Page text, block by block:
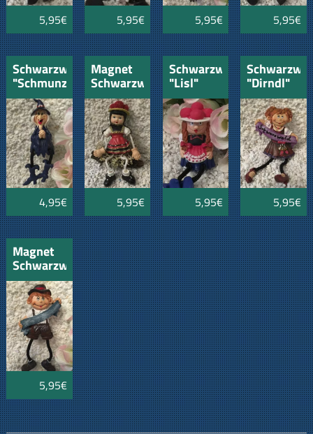
5,95€ 5,95€ 5,95€ 5,95€
Schwarzwälder
"Schmunzelhexe"
4,95€
Magnet
Schwarzwald
"Mariele"
5,95€
Schwarzwaldmädl
"Lisl"
5,95€
"Dirndl"
5,95€
Magnet
Schwarzwald
"Seppel"
5,95€